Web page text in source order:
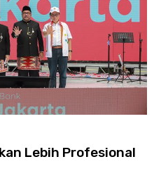
Lebih Profesional